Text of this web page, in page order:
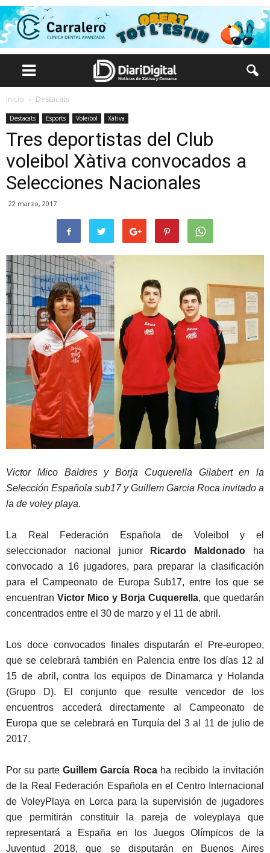
Inicio Destacats
Destacats Esports Voleibol Xàtiva
Tres deportistas del Club
voleibol Xàtiva convocados a
Selecciones Nacionales
22 marzo, 2017
Victor Mico Baldres y Borja Cuquerella Gilabert en la
Selección Española sub17 y Guillem Garcia Roca invitado a
la de voley playa.
La Real Federación Española de Voleibol y el
seleccionador nacional junior
Ricardo Maldonado ha
convocado a 16 jugadores, para preparar la clasificación
para el Campeonato de Europa Sub17, entre los que se
encuentran Victor Mico y Borja Cuquerella, que quedarán
concentrados entre el 30 de marzo y el 11 de abril.
Los doce convocados finales disputarán el Pre-europeo,
que se celebrará también en Palencia entre los días 12 al
15 de abril, contra los equipos de Dinamarca y Holanda
(Grupo D). El conjunto que resulte vencedor de los
encuentros accederá directamente al Campeonato de
Europa que se celebrará en Turquía del 3 al 11 de julio de
2017.
Por su parte Guillem García Rocaha recibido la invitación
de la Real Federación Española en el Centro Internacional
de VoleyPlaya en Lorca para la supervisión de jugadores
que permitirán constituir la pareja de voleyplaya que
representará a España en los Juegos Olímpicos de la
Juventud 2018, que se disputarán en Buenos Aires